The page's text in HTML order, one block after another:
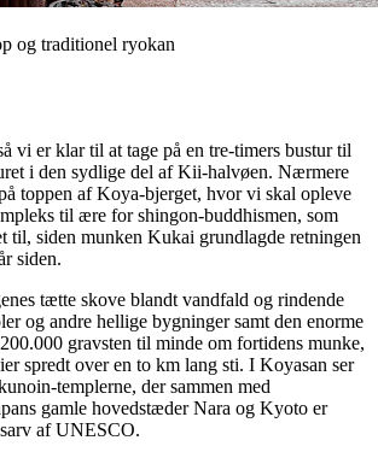
og traditionel ryokan
vi er klar til at tage på en tre-timers bustur til
i den sydlige del af Kii-halvøen. Nærmere
toppen af Koya-bjerget, hvor vi skal opleve
til ære for shingon-buddhismen, som
til, siden munken Kukai grundlagde retningen
siden.
tætte skove blandt vandfald og rindende
og andre hellige bygninger samt den enorme
gravsten til minde om fortidens munke,
spredt over en to km lang sti. I Koyasan ser
templerne, der sammen med
gamle hovedstæder Nara og Kyoto er
af UNESCO.